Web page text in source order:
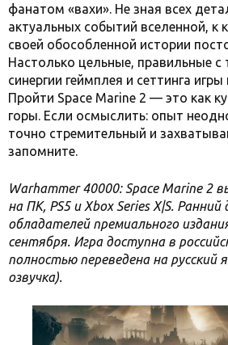
фанатом «вахи». Не зная всех
актуальных событий вселенной, к
своей обособленной истории
Настолько цельные, правильные с
синергии геймплея и сеттинга
Пройти Space Marine 2 — это как
горы. Если осмыслить: опыт
точно стремительный и
запомните.
Warhammer 40000: Space Marine 2
на ПК, PS5 и Xbox Series X|S. Ранний
обладателей премиального
сентября. Игра доступна в
полностью переведена на русский
озвучка).